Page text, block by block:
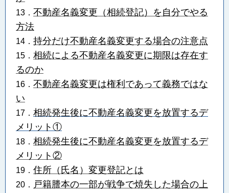
13． 不動産名義変更（相続登記）を自分でやる
方法
14． 持分だけ不動産名義変更する場合の注意点
15． 相続による不動産名義変更に期限は存在す
るのか
16． 不動産名義変更は権利であって義務ではな
い
17． 相続発生後に不動産名義変更を放置するデ
メリット①
18． 相続発生後に不動産名義変更を放置するデ
メリット②
19． 住所（氏名）変更登記とは
20． 戸籍謄本の一部が戦争で焼失した場合の上